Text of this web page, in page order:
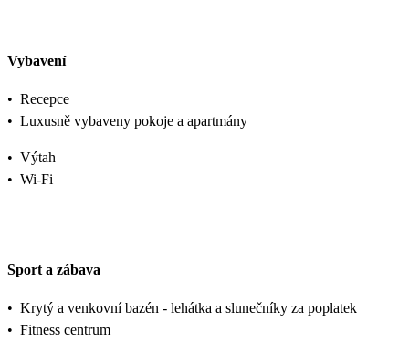
Vybavení
• Recepce
• Luxusně vybaveny pokoje a apartmány
• Výtah
• Wi-Fi
Sport a zábava
• Krytý a venkovní bazén - lehátka a slunečníky za poplatek
• Fitness centrum